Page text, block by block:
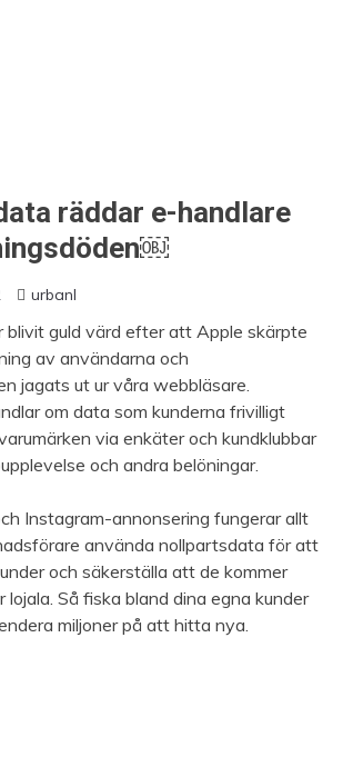
räddar e-handlare
urbanl
blivit guld värd efter att Apple skärpte
av användarna och
jagats ut ur våra webbläsare.
om data som kunderna frivilligt
via enkäter och kundklubbar
och andra belöningar.
Instagram-annonsering fungerar allt
använda nollpartsdata för att
och säkerställa att de kommer
lojala. Så fiska bland dina egna kunder
miljoner på att hitta nya.